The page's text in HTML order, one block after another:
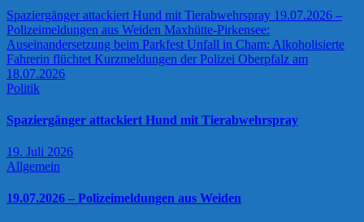
Spaziergänger attackiert Hund mit Tierabwehrspray 19.07.2026 –
Polizeimeldungen aus Weiden Maxhütte-Pirkensee:
Auseinandersetzung beim Parkfest Unfall in Cham: Alkoholisierte
Fahrerin flüchtet Kurzmeldungen der Polizei Oberpfalz am
18.07.2026
Politik
Spaziergänger attackiert Hund mit Tierabwehrspray
19. Juli 2026
Allgemein
19.07.2026 – Polizeimeldungen aus Weiden